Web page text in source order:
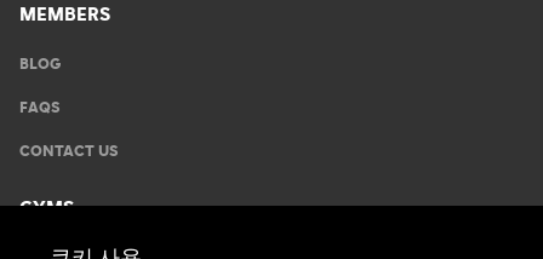
MEMBERS
BLOG
FAQS
CONTACT US
GYMS